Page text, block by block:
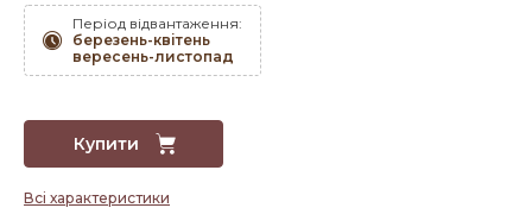
Період відвантаження:
березень-квітень
вересень-листопад
Купити
Всі характеристики